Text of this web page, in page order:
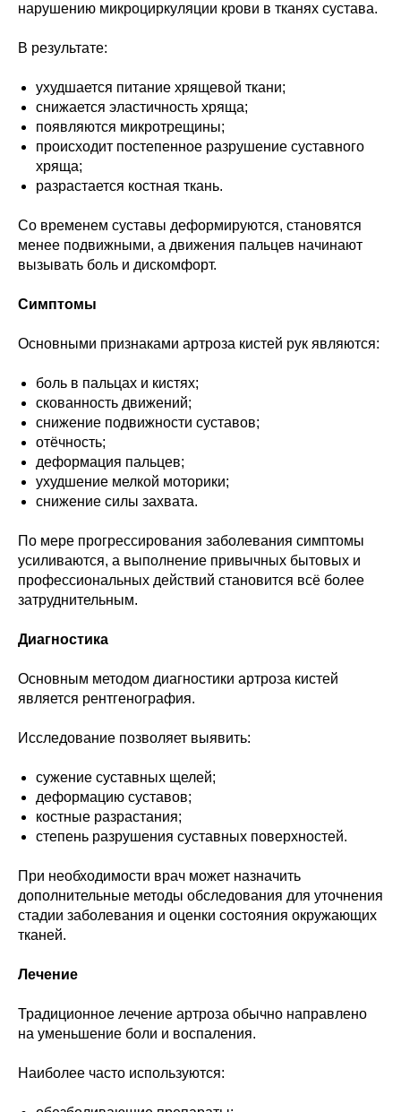
нарушению микроциркуляции крови в тканях сустава.
В результате:
ухудшается питание хрящевой ткани;
снижается эластичность хряща;
появляются микротрещины;
происходит постепенное разрушение суставного
хряща;
разрастается костная ткань.
Со временем суставы деформируются, становятся
менее подвижными, а движения пальцев начинают
вызывать боль и дискомфорт.
Симптомы
Основными признаками артроза кистей рук являются:
боль в пальцах и кистях;
скованность движений;
снижение подвижности суставов;
отёчность;
деформация пальцев;
ухудшение мелкой моторики;
снижение силы захвата.
По мере прогрессирования заболевания симптомы
усиливаются, а выполнение привычных бытовых и
профессиональных действий становится всё более
затруднительным.
Диагностика
Основным методом диагностики артроза кистей
является рентгенография.
Исследование позволяет выявить:
сужение суставных щелей;
деформацию суставов;
костные разрастания;
степень разрушения суставных поверхностей.
При необходимости врач может назначить
дополнительные методы обследования для уточнения
стадии заболевания и оценки состояния окружающих
тканей.
Лечение
Традиционное лечение артроза обычно направлено
на уменьшение боли и воспаления.
Наиболее часто используются: